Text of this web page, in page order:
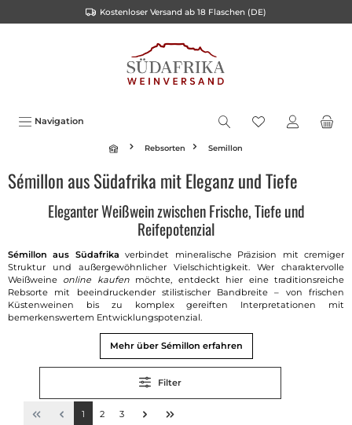
Kostenloser Versand ab 18 Flaschen (DE)
Navigation
Rebsorten Semillon
Sémillon aus Südafrika mit Eleganz und Tiefe
Eleganter Weißwein zwischen Frische, Tiefe und
Reifepotenzial
Sémillon aus Südafrika verbindet mineralische Präzision mit cremiger
Struktur und außergewöhnlicher Vielschichtigkeit. Wer charaktervolle
Weißweine online kaufenmöchte, entdeckt hier eine traditionsreiche
Rebsorte mit beeindruckender stilistischer Bandbreite – von frischen
Küstenweinen bis zu komplex gereiften Interpretationen mit
bemerkenswertem Entwicklungspotenzial.
Mehr über Sémillon erfahren
Filter
1 2 3